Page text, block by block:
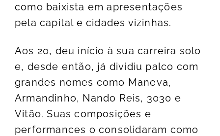
como baixista em apresentações
pela capital e cidades vizinhas.
Aos 20, deu início à sua carreira solo
e, desde então, já dividiu palco com
grandes nomes como Maneva,
Armandinho, Nando Reis, 3030 e
Vitão. Suas composições e
performances o consolidaram como